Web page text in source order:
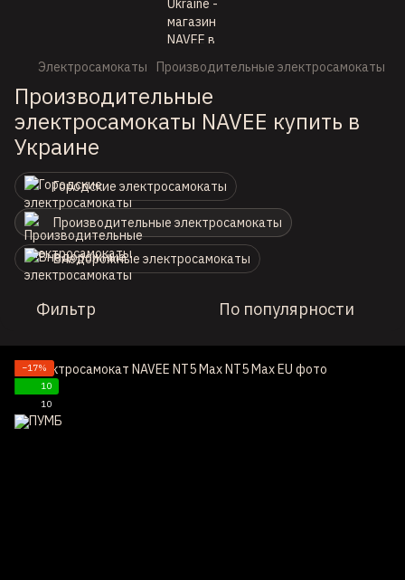
Электросамокаты Производительные электросамокаты
Производительные
электросамокаты NAVEE купить в
Украине
Городские электросамокаты
Производительные электросамокаты
Внедорожные электросамокаты
Фильтр По популярности
−17%
10
10